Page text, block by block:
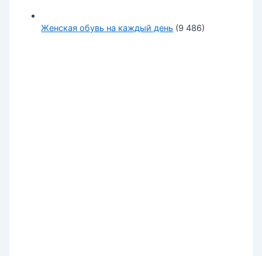
Женская обувь на каждый день (9 486)